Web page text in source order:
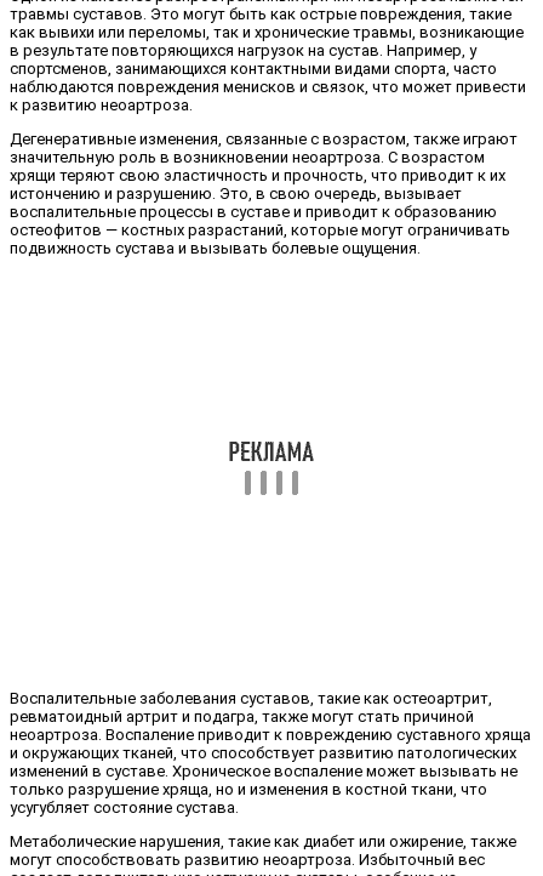
травмы суставов. Это могут быть как острые повреждения, такие
как вывихи или переломы, так и хронические травмы, возникающие
в результате повторяющихся нагрузок на сустав. Например, у
спортсменов, занимающихся контактными видами спорта, часто
наблюдаются повреждения менисков и связок, что может привести
к развитию неоартроза.
Дегенеративные изменения, связанные с возрастом, также играют
значительную роль в возникновении неоартроза. С возрастом
хрящи теряют свою эластичность и прочность, что приводит к их
истончению и разрушению. Это, в свою очередь, вызывает
воспалительные процессы в суставе и приводит к образованию
остеофитов — костных разрастаний, которые могут ограничивать
подвижность сустава и вызывать болевые ощущения.
Воспалительные заболевания суставов, такие как остеоартрит,
ревматоидный артрит и подагра, также могут стать причиной
неоартроза. Воспаление приводит к повреждению суставного хряща
и окружающих тканей, что способствует развитию патологических
изменений в суставе. Хроническое воспаление может вызывать не
только разрушение хряща, но и изменения в костной ткани, что
усугубляет состояние сустава.
Метаболические нарушения, такие как диабет или ожирение, также
могут способствовать развитию неоартроза. Избыточный вес